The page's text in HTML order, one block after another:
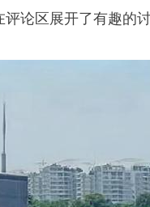
论区展开了有趣的讨